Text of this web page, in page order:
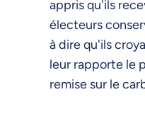
appris qu'ils
électeurs
à dire qu'ils
leur rapporte le
remise sur le